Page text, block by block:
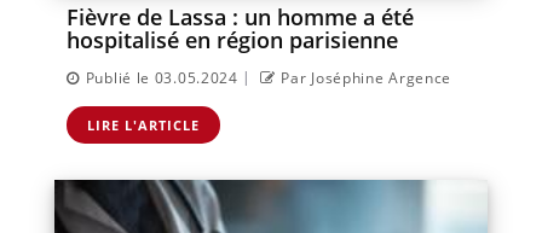
Fièvre de Lassa : un homme a été
hospitalisé en région parisienne
Publié le 03.05.2024 | Par Joséphine Argence
LIRE L'ARTICLE